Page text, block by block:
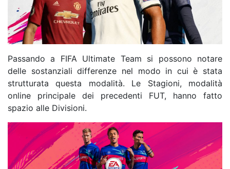
Passando a FIFA Ultimate Team si possono notare
delle sostanziali differenze nel modo in cui è stata
strutturata questa modalità. Le Stagioni, modalità
online principale dei precedenti FUT, hanno fatto
spazio alle Divisioni.